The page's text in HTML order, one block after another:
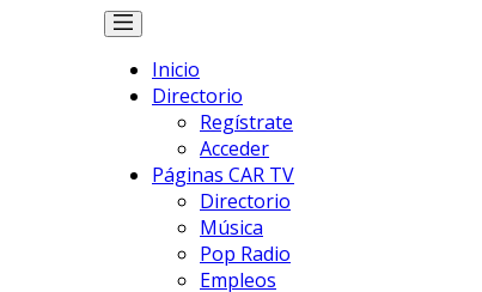
Inicio
Directorio
Regístrate
Acceder
Páginas CAR TV
Directorio
Música
Pop Radio
Empleos